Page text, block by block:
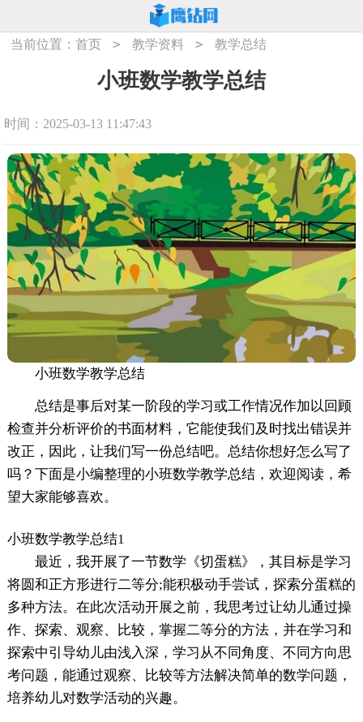
当前位置：首页 > 教学资料 > 教学总结
小班数学教学总结
时间：2025-03-13 11:47:43
小班数学教学总结
总结是事后对某一阶段的学习或工作情况作加以回顾
检查并分析评价的书面材料，它能使我们及时找出错误并
改正，因此，让我们写一份总结吧。总结你想好怎么写了
吗？下面是小编整理的小班数学教学总结，欢迎阅读，希
望大家能够喜欢。
小班数学教学总结1
最近，我开展了一节数学《切蛋糕》，其目标是学习
将圆和正方形进行二等分;能积极动手尝试，探索分蛋糕的
多种方法。在此次活动开展之前，我思考过让幼儿通过操
作、探索、观察、比较，掌握二等分的方法，并在学习和
探索中引导幼儿由浅入深，学习从不同角度、不同方向思
考问题，能通过观察、比较等方法解决简单的数学问题，
培养幼儿对数学活动的兴趣。